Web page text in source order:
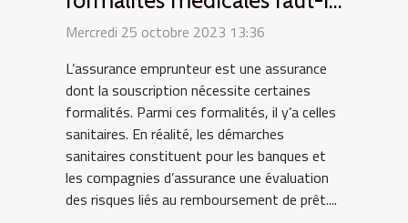
remplir ?
Mercredi 25 octobre 2023 13:36
L’assurance emprunteur est une assurance
dont la souscription nécessite certaines
formalités. Parmi ces formalités, il y’a celles
sanitaires. En réalité, les démarches
sanitaires constituent pour les banques et
les compagnies d’assurance une évaluation
des risques liés au remboursement de prêt....